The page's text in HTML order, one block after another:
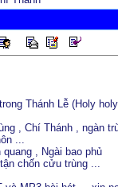
Thánh Lễ (Holy
, Chí Thánh , ngàn
...
, Ngài bao phủ
chốn cửu trùng ...